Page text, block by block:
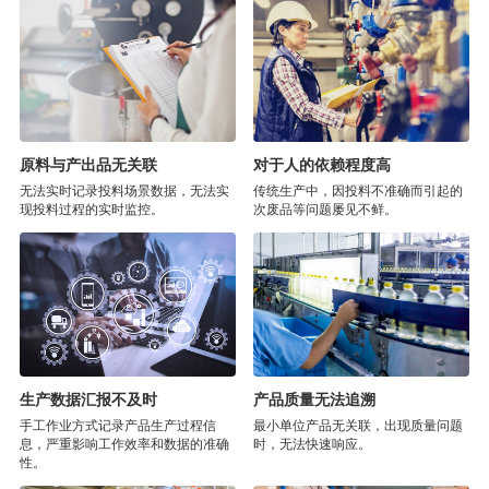
原料与产出品无关联
无法实时记录投料场景数据，无法实
现投料过程的实时监控。
对于人的依赖程度高
传统生产中，因投料不准确而引起的
次废品等问题屡见不鲜。
生产数据汇报不及时
手工作业方式记录产品生产过程信
息，严重影响工作效率和数据的准确
性。
产品质量无法追溯
最小单位产品无关联，出现质量问题
时，无法快速响应。